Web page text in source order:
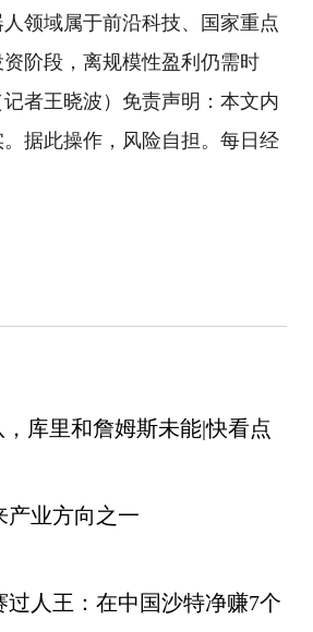
领域属于前沿科技、国家重点
阶段，离规模性盈利仍需时
者王晓波）免责声明：本文内
据此操作，风险自担。每日经
库里和詹姆斯未能|快看点
产业方向之一
人王：在中国沙特净赚7个